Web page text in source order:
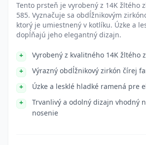
Tento prsteň je vyrobený z 14K žltého
585. Vyznačuje sa obdĺžnikovým
ktorý je umiestnený v kotlíku. Úzke a
dopĺňajú jeho elegantný dizajn.
Vyrobený z kvalitného 14K žltého
Výrazný obdĺžnikový zirkón čírej
Úzke a lesklé hladké ramená pre
Trvanlivý a odolný dizajn vhodný
nosenie